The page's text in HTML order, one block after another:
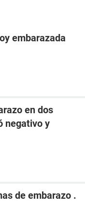
embarazada
en dos
negativo y
de embarazo .